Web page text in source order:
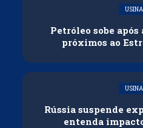
Petróleo sobe
próximos ao
Rússia suspende
entenda